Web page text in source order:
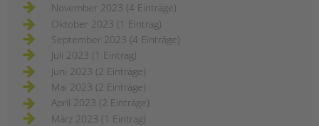
November 2023 (4 Einträge)
Oktober 2023 (1 Eintrag)
September 2023 (4 Einträge)
Juli 2023 (1 Eintrag)
Juni 2023 (2 Einträge)
Mai 2023 (2 Einträge)
April 2023 (2 Einträge)
März 2023 (1 Eintrag)